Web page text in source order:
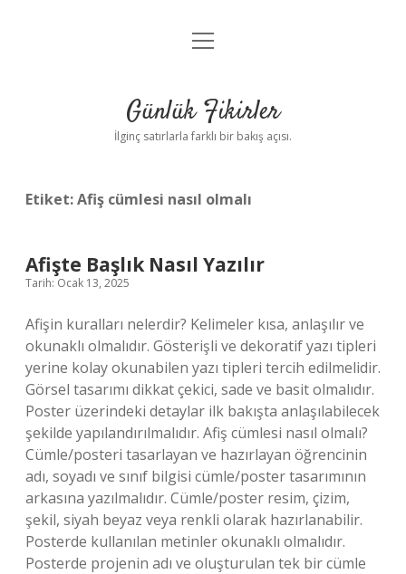
Anasayfa
Yasal Uyarı
menüyü
Günlük Fikirler
İlginç satırlarla farklı bir bakış açısı.
Etiket:Afiş cümlesi nasıl olmalı
Afişte Başlık Nasıl Yazılır
Tarih: Ocak 13, 2025
Afişin kuralları nelerdir? Kelimeler kısa, anlaşılır ve
okunaklı olmalıdır. Gösterişli ve dekoratif yazı tipleri
yerine kolay okunabilen yazı tipleri tercih edilmelidir.
Görsel tasarımı dikkat çekici, sade ve basit olmalıdır.
Poster üzerindeki detaylar ilk bakışta anlaşılabilecek
şekilde yapılandırılmalıdır. Afiş cümlesi nasıl olmalı?
Cümle/posteri tasarlayan ve hazırlayan öğrencinin
adı, soyadı ve sınıf bilgisi cümle/poster tasarımının
arkasına yazılmalıdır. Cümle/poster resim, çizim,
şekil, siyah beyaz veya renkli olarak hazırlanabilir.
Posterde kullanılan metinler okunaklı olmalıdır.
Posterde projenin adı ve oluşturulan tek bir cümle